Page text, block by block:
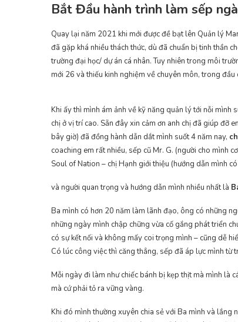
Bắt Đầu hành trình làm sếp
Quay lại năm 2021 khi mới được đề bạt lên Quản lý
đã gặp khá nhiều thách thức, dù đã chuẩn bị tinh thần
trường đại học/ dự án cá nhân. Tuy nhiên trong môi
mới 26 và thiếu kinh nghiệm về chuyên môn, trong
Khi ấy thì mình ám ảnh về kỹ năng quản lý tới nỗi mình
chị ở vị trí cao. Sẵn đây xin cảm ơn anh chị đã giúp đỡ
bây giờ) đã đồng hành dẫn dắt mình suốt 4 năm nay,
coaching em rất nhiều, sếp cũ Mr. G. (người cho mình
Soul of Nation – chị Hạnh giới thiệu (hướng dẫn mình
và người quan trọng và hướng dẫn mình nhiều nhất là
Ba mình có hơn 20 năm làm lãnh đạo, ông có những
những ngày mình chập chững vừa cố gắng phát triển
có sự kết nối và không mấy coi trọng mình – cũng dễ
Có lúc công việc thì căng thẳng, sếp đã áp lực mình từ
Mỗi ngày đi làm như chiếc bánh bị kẹp thịt mà mình là
mà cứ phải tỏ ra vững vàng.
Khi đó mình thường xuyên chia sẻ với Ba mình và lắng